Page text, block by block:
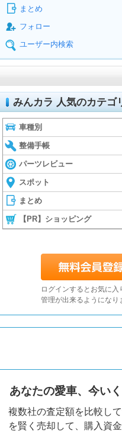
まとめ
フォロー
ユーザー内検索
みんカラ 人気のカテゴ
車種別
整備手帳
パーツレビュー
スポット
まとめ
【PR】ショッピング
ログインするとお気に
管理が出来るようになり
あなたの愛車、今い
複数社の査定額を比較し
を賢く売却して、購入資